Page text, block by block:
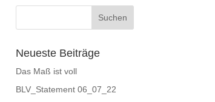
Neueste Beiträge
Das Maß ist voll
BLV_Statement 06_07_22